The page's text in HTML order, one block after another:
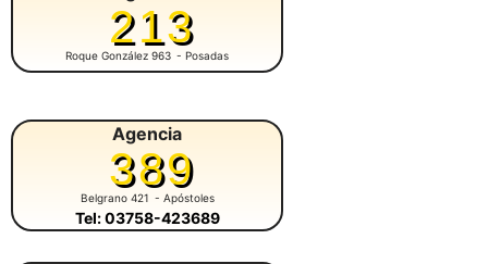
213
Roque González 963 - Posadas
Agencia
389
Belgrano 421 - Apóstoles
Tel: 03758-423689